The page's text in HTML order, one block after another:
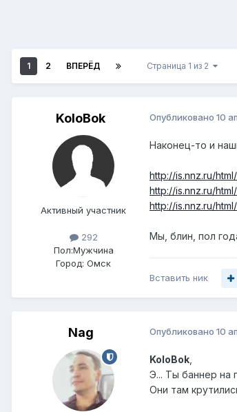
1 2 ВПЕРЁД Страница 1 из 2
KoloBok
Активный участник
292
Пол:Мужчина
Город: Омск
Опубликовано 10
Наконец-то и
http://is.nnz.ru/
http://is.nnz.ru/
http://is.nnz.ru/
Мы, блин, пол
Вставить ник
Nag Опубликовано 10
KoloBok
Э... Ты баннер на
Они там